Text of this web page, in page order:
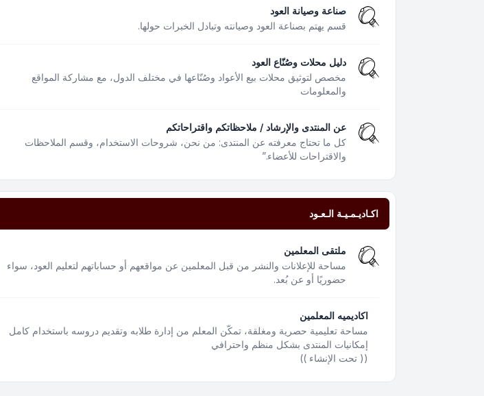
صناعة وصيانة العود
قسم يهتم بصناعة العود وصيانته وتبادل الخبرات حولها.
دليل محلات وصُنّاع العود
مخصص لتوثيق محلات بيع الأعواد وصُنّاعها في مختلف الدول، مع مشاركة المواقع
والمعلومات
عن المنتدى والإرشاد / ملاحظاتكم واقتراحاتكم
كل ما تحتاج معرفته عن المنتدى: من نحن، شروحات الاستخدام، وقسم الملاحظات
والاقتراحات للأعضاء.”
اكـاديـمـيـة الـعـود
ملتقى المعلمين
مساحة للإعلانات والنشر من قبل المعلمين عن مواقعهم أو حساباتهم لتعليم العود، سواء
حضوريًا أو عن بُعد.
اكاديميه المعلمين
مساحة تعليمية حصرية ومغلقة، تمكّن المعلم من إدارة طلابه وتقديم دروسه باستخدام كامل
إمكانيات المنتدى بشكل منظم واحترافي
(( تحت الإنشاء ))